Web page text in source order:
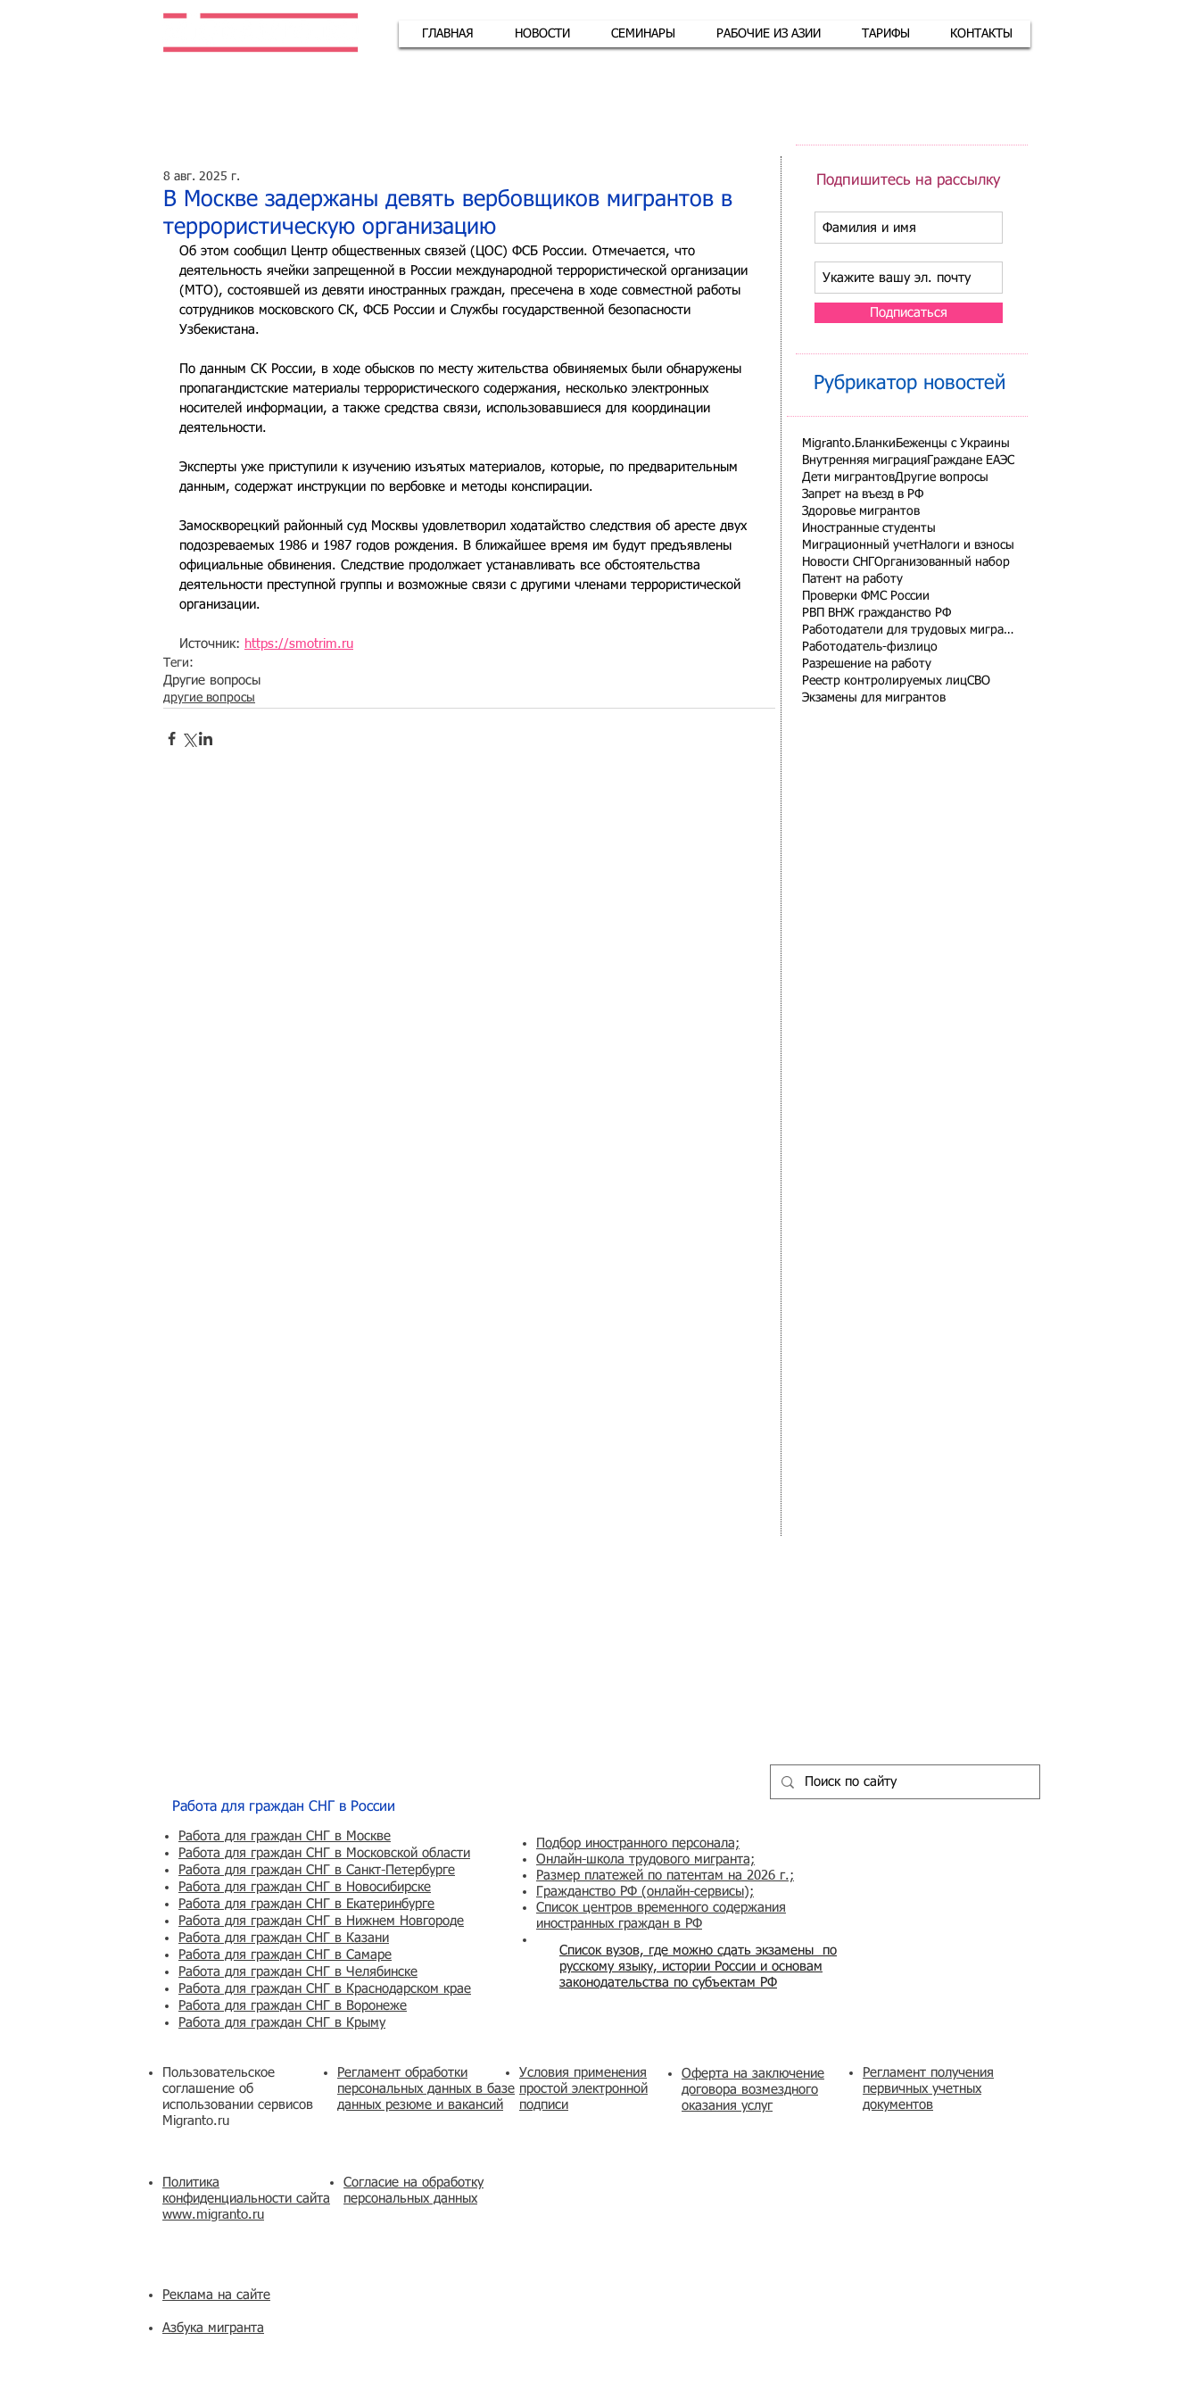
ГЛАВНАЯ НОВОСТИ СЕМИНАРЫ РАБОЧИЕ ИЗ АЗИИ ТАРИФЫ КОНТАКТЫ
В Москве задержаны девять вербовщиков мигрантов в
террористическую организацию
8 авг. 2025 г.
Об этом сообщил Центр общественных связей (ЦОС) ФСБ России. Отмечается, что
деятельность ячейки запрещенной в России международной террористической организации
(МТО), состоявшей из девяти иностранных граждан, пресечена в ходе совместной работы
сотрудников московского СК, ФСБ России и Службы государственной безопасности
Узбекистана.
По данным СК России, в ходе обысков по месту жительства обвиняемых были обнаружены
пропагандистские материалы террористического содержания, несколько электронных
носителей информации, а также средства связи, использовавшиеся для координации
деятельности.
Эксперты уже приступили к изучению изъятых материалов, которые, по предварительным
данным, содержат инструкции по вербовке и методы конспирации.
Замоскворецкий районный суд Москвы удовлетворил ходатайство следствия об аресте двух
подозреваемых 1986 и 1987 годов рождения. В ближайшее время им будут предъявлены
официальные обвинения. Следствие продолжает устанавливать все обстоятельства
деятельности преступной группы и возможные связи с другими членами террористической
организации.
Источник: https://smotrim.ru
Теги:
Другие вопросы
другие вопросы
Подпишитесь на рассылку
Подписаться
Рубрикатор новостей
Migranto.Бланки Беженцы с Украины
Внутренняя миграция Граждане ЕАЭС
Дети мигрантовДругие вопросы
Запрет на въезд в РФ
Здоровье мигрантов
Иностранные студенты
Миграционный учетНалоги и взносы
Новости СНГ Организованный набор
Патент на работу
Проверки ФМС России
РВП ВНЖ гражданство РФ
Работодатели для трудовых мигрантов
Работодатель-физлицо
Разрешение на работу
Реестр контролируемых лицСВО
Экзамены для мигрантов
Работа для граждан СНГ в России
Работа для граждан СНГ в Москве
Работа для граждан СНГ в Московской области
Работа для граждан СНГ в Санкт-Петербурге
Работа для граждан СНГ в Новосибирске
Работа для граждан СНГ в Екатеринбурге
Работа для граждан СНГ в Нижнем Новгороде
Работа для граждан СНГ в Казани
Работа для граждан СНГ в Самаре
Работа для граждан СНГ в Челябинске
Работа для граждан СНГ в Краснодарском крае
Работа для граждан СНГ в Воронеже
Работа для граждан СНГ в Крыму
Пользовательское
соглашение об
использовании сервисов
Migranto.ru
Регламент обработки
персональных данных в базе
данных резюме и вакансий
Политика
конфиденциальности сайта
www.migranto.ru
Согласие на обработку
персональных данных
Реклама на сайте
Азбука мигранта
Список вузов, где можно сдать экзамены по
русскому языку, истории России и основам
законодательства по субъектам РФ
Подбор иностранного персонала;
Онлайн-школа трудового мигранта;
Размер платежей по патентам на 2026 г.;
Гражданство РФ (онлайн-сервисы);
Список центров временного содержания
иностранных граждан в РФ
Условия применения
простой электронной
подписи
​Оферта на заключение
договора возмездного
оказания услуг
Регламент получения
первичных учетных
документов